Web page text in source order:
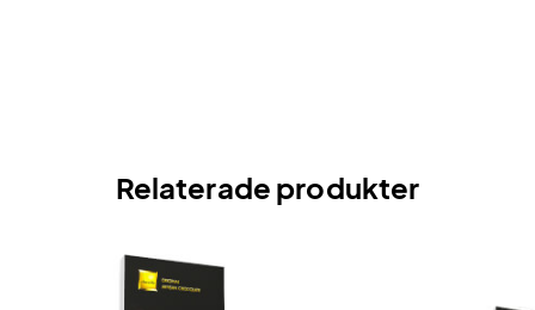
Relaterade produkter